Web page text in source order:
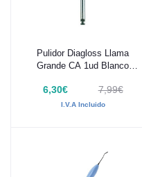
Añadir al carrito
Pulidor Diagloss Llama
Grande CA 1ud Blanco
6,30€ 7,99€
I.V.A Incluido